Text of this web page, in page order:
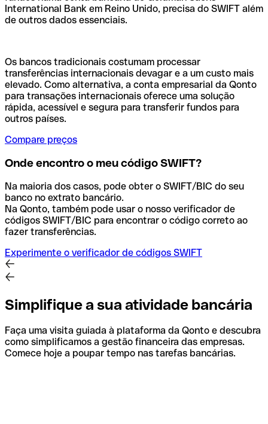
International Bank em Reino Unido, precisa do SWIFT além
de outros dados essenciais.
Os bancos tradicionais costumam processar
transferências internacionais devagar e a um custo mais
elevado. Como alternativa, a conta empresarial da Qonto
para transações internacionais oferece uma solução
rápida, acessível e segura para transferir fundos para
outros países.
Compare preços
Onde encontro o meu código SWIFT?
Na maioria dos casos, pode obter o SWIFT/BIC do seu
banco no extrato bancário.
Na Qonto, também pode usar o nosso verificador de
códigos SWIFT/BIC para encontrar o código correto ao
fazer transferências.
Experimente o verificador de códigos SWIFT
Simplifique a sua atividade bancária
Faça uma visita guiada à plataforma da Qonto e descubra
como simplificamos a gestão financeira das empresas.
Comece hoje a poupar tempo nas tarefas bancárias.